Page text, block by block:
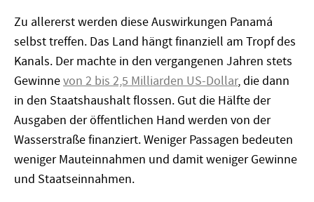
Zu allererst werden diese Auswirkungen Panamá
selbst treffen. Das Land hängt finanziell am Tropf des
Kanals. Der machte in den vergangenen Jahren stets
Gewinnevon 2 bis 2,5 Milliarden US-Dollar, die dann
in den Staatshaushalt flossen. Gut die Hälfte der
Ausgaben der öffentlichen Hand werden von der
Wasserstraße finanziert. Weniger Passagen bedeuten
weniger Mauteinnahmen und damit weniger Gewinne
und Staatseinnahmen.